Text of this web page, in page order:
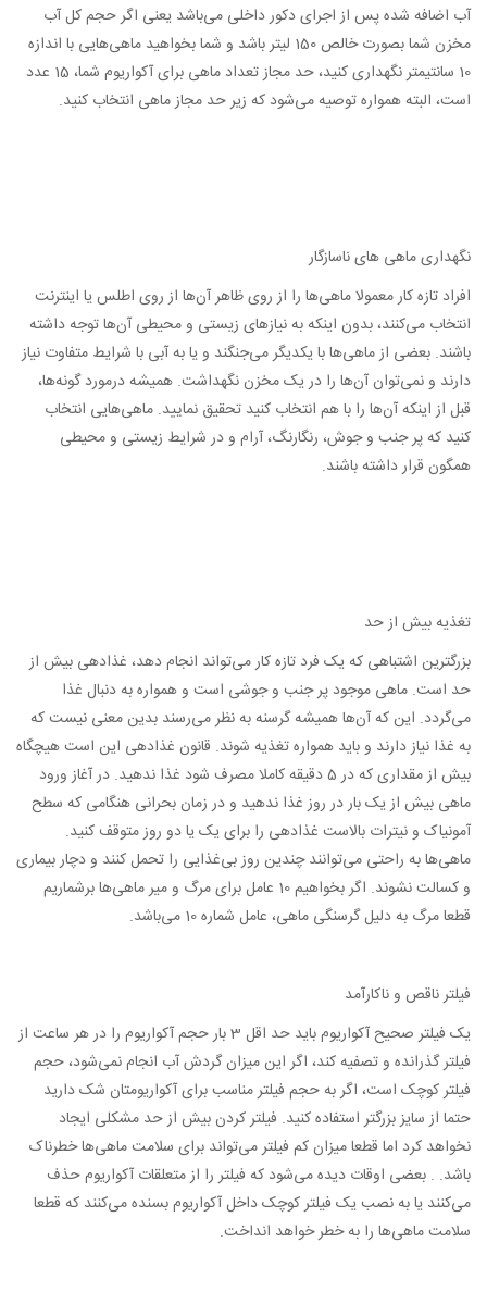
آب اضافه شده پس از اجرای دکور داخلی می‌باشد یعنی اگر حجم کل آب
مخزن شما بصورت خالص 150 لیتر باشد و شما بخواهید ماهی‌هایی با اندازه
10 سانتیمتر نگهداری کنید، حد مجاز تعداد ماهی برای آکواریوم شما، 15 عدد
است، البته همواره توصیه می‌شود که زیر حد مجاز ماهی انتخاب کنید.
نگهداری ماهی های ناسازگار
افراد تازه کار معمولا ماهی‌ها را از روی ظاهر آن‌ها از روی اطلس یا اینترنت
انتخاب می‌کنند، بدون اینکه به نیازهای زیستی و محیطی آن‌ها توجه داشته
باشند. بعضی از ماهی‌ها با یکدیگر می‌جنگند و یا به آبی با شرایط متفاوت نیاز
دارند و نمی‌توان آن‌ها را در یک مخزن نگهداشت. همیشه درمورد گونه‌ها،
قبل از اینکه آن‌ها را با هم انتخاب کنید تحقیق نمایید. ماهی‌هایی انتخاب
کنید که پر جنب و جوش، رنگارنگ، آرام و در شرایط زیستی و محیطی
همگون قرار داشته باشند.
تغذیه بیش از حد
بزرگترین اشتباهی که یک فرد تازه کار می‌تواند انجام دهد، غذادهی بیش از
حد است. ماهی موجود پر جنب و جوشی است و همواره به دنبال غذا
می‌گردد. این که آن‌ها همیشه گرسنه به نظر می‌رسند بدین معنی نیست که
به غذا نیاز دارند و باید همواره تغذیه شوند. قانون غذادهی این است هیچگاه
بیش از مقداری که در 5 دقیقه کاملا مصرف شود غذا ندهید. در آغاز ورود
ماهی بیش از یک بار در روز غذا ندهید و در زمان بحرانی هنگامی که سطح
آمونیاک و نیترات بالاست غذادهی را برای یک یا دو روز متوقف کنید.
ماهی‌ها به راحتی می‌توانند چندین روز بی‌غذایی را تحمل کنند و دچار بیماری
و کسالت نشوند. اگر بخواهیم 10 عامل برای مرگ و میر ماهی‌ها برشماریم
قطعا مرگ به دلیل گرسنگی ماهی، عامل شماره 10 می‌باشد.
فیلتر ناقص و ناکارآمد
یک فیلتر صحیح آکواریوم باید حد اقل 3 بار حجم آکواریوم را در هر ساعت از
فیلتر گذرانده و تصفیه کند، اگر این میزان گردش آب انجام نمی‌شود، حجم
فیلتر کوچک است، اگر به حجم فیلتر مناسب برای آکواریومتان شک دارید
حتما از سایز بزرگتر استفاده کنید. فیلتر کردن بیش از حد مشکلی ایجاد
نخواهد کرد اما قطعا میزان کم فیلتر می‌تواند برای سلامت ماهی‌ها خطرناک
باشد. . بعضی اوقات دیده می‌شود که فیلتر را از متعلقات آکواریوم حذف
می‌کنند یا به نصب یک فیلتر کوچک داخل آکواریوم بسنده می‌کنند که قطعا
سلامت ماهی‌ها را به خطر خواهد انداخت.